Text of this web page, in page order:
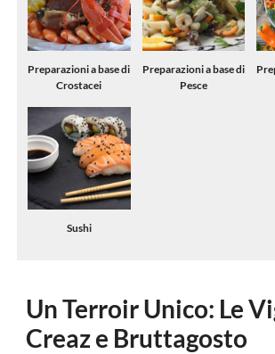
Preparazioni a base di
Crostacei
Preparazioni a base di
Pesce
Sushi
Un Terroir Unico: Le
Creaz e Bruttagosto